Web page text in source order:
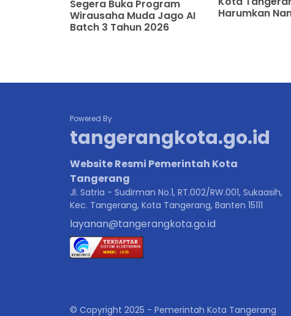
Segera Buka Program
Wirausaha Muda Jago AI
Batch 3 Tahun 2026
Harumkan
Powered By
tangerangkota.go.id
Website Resmi Pemerintah Kota
Tangerang
Jl. Satria - Sudirman No.1, RT.002/RW.001, Sukaasih,
Kec. Tangerang, Kota Tangerang, Banten 15111
layanan@tangerangkota.go.id
© Copyright 2025 - Pemerintah Kota Tangerang